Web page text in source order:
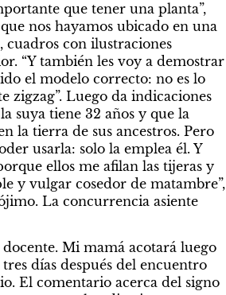
que tener una planta”,
nos hayamos ubicado en una
cuadros con ilustraciones
“Y también les voy a demostrar
el modelo correcto: no es lo
zigzag”. Luego da indicaciones
suya tiene 32 años y que la
la tierra de sus ancestros. Pero
usarla: solo la emplea él. Y
ellos me afilan las tijeras y
y vulgar cosedor de matambre”,
La concurrencia asiente
Mi mamá acotará luego
días después del encuentro
El comentario acerca del signo